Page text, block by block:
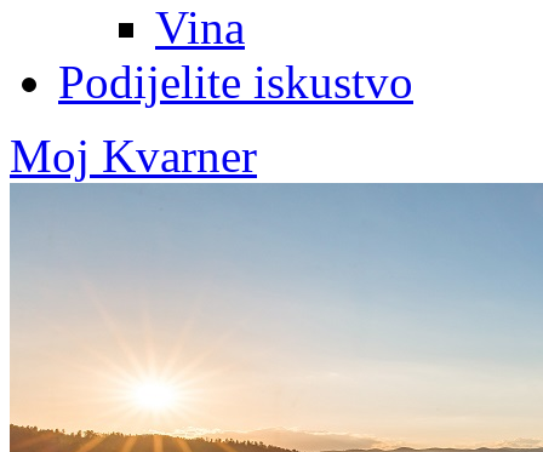
Vina
Podijelite iskustvo
Moj Kvarner